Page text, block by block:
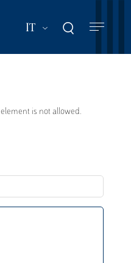
IT Mostra ulteriori
element is not allowed.